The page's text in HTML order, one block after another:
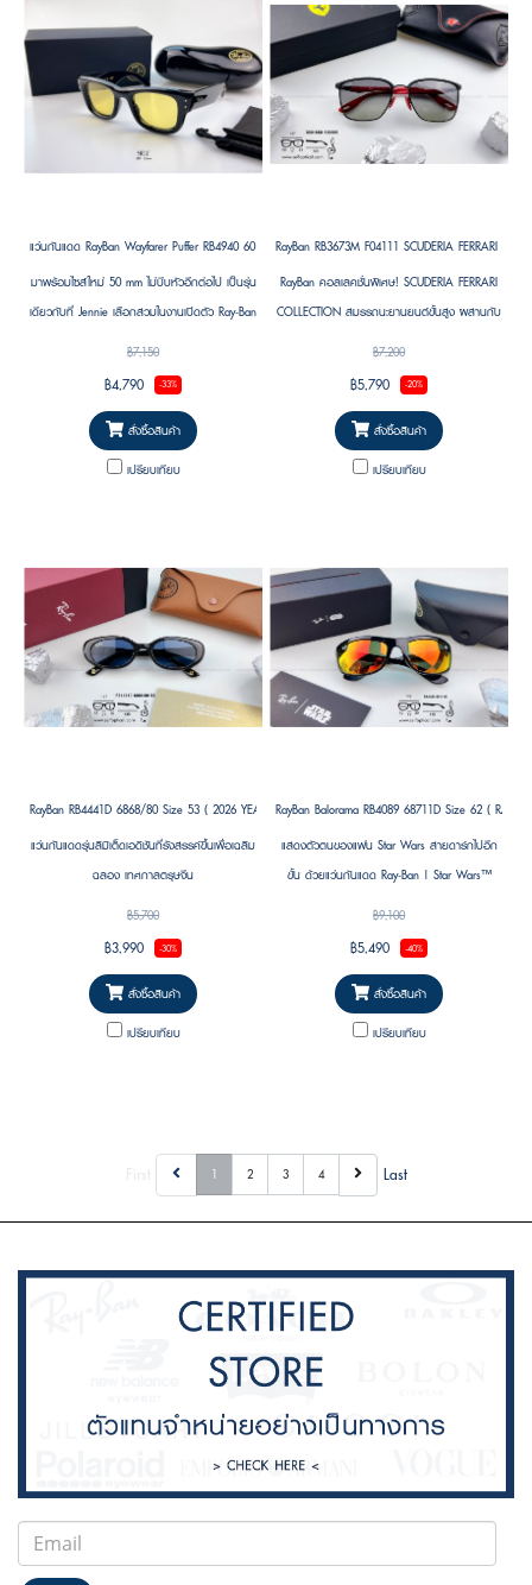
แว่นกันแดด RayBan Wayfarer Puffer RB4940 601/85 Size 50 Blacked Out Collection by A$AP ASAP
มาพร้อมไซส์ใหม่ 50 mm ไม่บีบหัวอีกต่อไป เป็นรุ่น
เดียวกับที่ Jennie เลือกสวมในงานเปิดตัว Ray-Ban
Pop-Up Store แห่งแรกในเกาหลี โดดเด่นด้วยดีไซน์
ร่วมสมัยที่ยังคงเอกลักษณ์แบบ Ray-Ban พร้อม
ความพองตัวเป็นเอกลักษณ์ในสไตล์ “Puffer” ที่
กำลังเป็นเทรนด์
฿7,150
฿4,790 -33%
สั่งซื้อสินค้า
เปรียบเทียบ
RayBan RB3673M F04111 SCUDERIA FERRARI
RayBan คอลเลคชั่นพิเศษ! SCUDERIA FERRARI
COLLECTION สมรรถนะยานยนต์ขั้นสูง ผสานกับ
แฟชั่นสุดล้ำ
฿7,200
฿5,790 -20%
สั่งซื้อสินค้า
เปรียบเทียบ
RayBan RB4441D 6868/80 Size 53 ( 2026 YEAR OF THE HORSE EDITION )
แว่นกันแดดรุ่นลิมิเต็ดเอดิชันที่รังสรรค์ขึ้นเพื่อเฉลิม
ฉลอง เทศกาลตรุษจีน
฿5,700
฿3,990 -30%
สั่งซื้อสินค้า
เปรียบเทียบ
RayBan Balorama RB4089 68711D Size 62 ( RAY-
แสดงตัวตนของแฟน Star Wars สายดาร์กไปอีก
ขั้น ด้วยแว่นกันแดด Ray-Ban | Star Wars™
Balorama รุ่นพิเศษ
฿9,100
฿5,490 -40%
สั่งซื้อสินค้า
เปรียบเทียบ
1 2 3 4 Last